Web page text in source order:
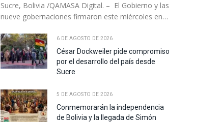
Sucre, Bolivia /QAMASA Digital. – El Gobierno y las
nueve gobernaciones firmaron este miércoles en…
6 DE AGOSTO DE 2026
César Dockweiler pide compromiso
por el desarrollo del país desde
Sucre
5 DE AGOSTO DE 2026
Conmemorarán la independencia
de Bolivia y la llegada de Simón